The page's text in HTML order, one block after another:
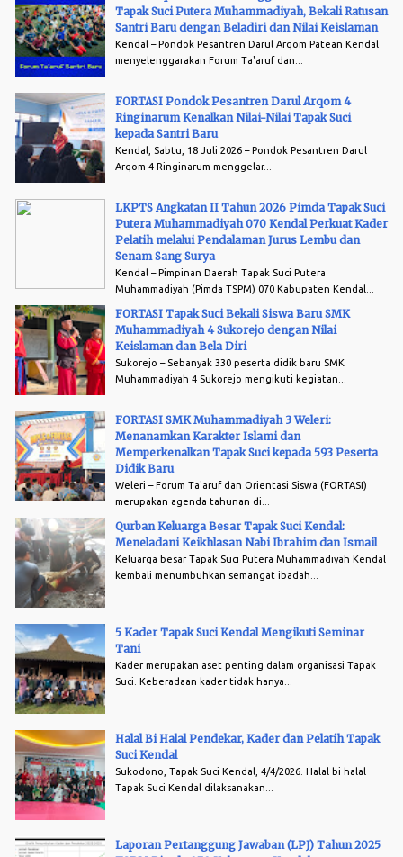
Organisasi Tapak Suci berkiprah sebagai organisasi pencak silat,
berinduk kepada Ikatan Pencak Silat Indonesia, dan dalam bidang
dakwah pergerakan Tapak Suci merupakan pencetak kader dari
Muhammadiyah. Pimpinan Pusa...
Tapak Suci Putera Muhammadiyah, Bekali Ratusan
Santri Baru dengan Beladiri dan Nilai Keislaman
Kendal – Pondok Pesantren Darul Arqom Patean Kendal
menyelenggarakan Forum Ta'aruf dan...
FORTASI Pondok Pesantren Darul Arqom 4
Ringinarum Kenalkan Nilai-Nilai Tapak Suci
kepada Santri Baru
Kendal, Sabtu, 18 Juli 2026 – Pondok Pesantren Darul
Arqom 4 Ringinarum menggelar...
LKPTS Angkatan II Tahun 2026 Pimda Tapak Suci
Putera Muhammadiyah 070 Kendal Perkuat Kader
Pelatih melalui Pendalaman Jurus Lembu dan
Senam Sang Surya
Kendal – Pimpinan Daerah Tapak Suci Putera
Muhammadiyah (Pimda TSPM) 070 Kabupaten Kendal...
FORTASI Tapak Suci Bekali Siswa Baru SMK
Muhammadiyah 4 Sukorejo dengan Nilai
Keislaman dan Bela Diri
Sukorejo – Sebanyak 330 peserta didik baru SMK
Muhammadiyah 4 Sukorejo mengikuti kegiatan...
FORTASI SMK Muhammadiyah 3 Weleri:
Menanamkan Karakter Islami dan
Memperkenalkan Tapak Suci kepada 593 Peserta
Didik Baru
Weleri – Forum Ta'aruf dan Orientasi Siswa (FORTASI)
merupakan agenda tahunan di...
Qurban Keluarga Besar Tapak Suci Kendal:
Meneladani Keikhlasan Nabi Ibrahim dan Ismail
Keluarga besar Tapak Suci Putera Muhammadiyah Kendal
kembali menumbuhkan semangat ibadah...
5 Kader Tapak Suci Kendal Mengikuti Seminar
Tani
Kader merupakan aset penting dalam organisasi Tapak
Suci. Keberadaan kader tidak hanya...
Halal Bi Halal Pendekar, Kader dan Pelatih Tapak
Suci Kendal
Sukodono, Tapak Suci Kendal, 4/4/2026. Halal bi halal
Tapak Suci Kendal dilaksanakan...
Laporan Pertanggung Jawaban (LPJ) Tahun 2025